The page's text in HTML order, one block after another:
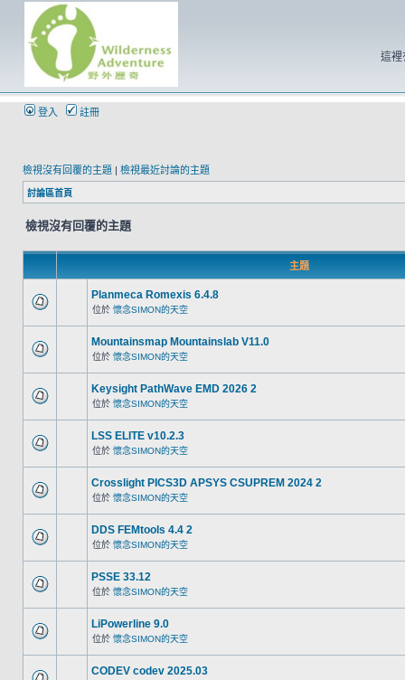
這裡
登入 註冊
檢視沒有回覆的主題 | 檢視最近討論的主題
討論區首頁
檢視沒有回覆的主題
主題
Planmeca Romexis 6.4.8
位於 懷念SIMON的天空
Mountainsmap Mountainslab V11.0
位於 懷念SIMON的天空
Keysight PathWave EMD 2026 2
位於 懷念SIMON的天空
LSS ELITE v10.2.3
位於 懷念SIMON的天空
Crosslight PICS3D APSYS CSUPREM 2024 2
位於 懷念SIMON的天空
DDS FEMtools 4.4 2
位於 懷念SIMON的天空
PSSE 33.12
位於 懷念SIMON的天空
LiPowerline 9.0
位於 懷念SIMON的天空
CODEV codev 2025.03